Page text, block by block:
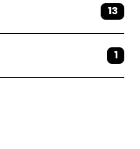
13
1